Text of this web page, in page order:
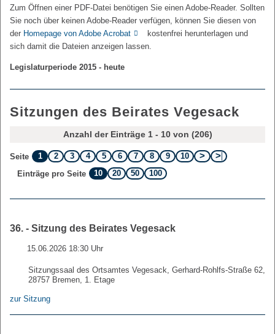
Zum Öffnen einer PDF-Datei benötigen Sie einen Adobe-Reader. Sollten
Sie noch über keinen Adobe-Reader verfügen, können Sie diesen von
der Homepage von Adobe Acrobat
kostenfrei herunterlagen und
sich damit die Dateien anzeigen lassen.
Legislaturperiode 2015 - heute
Sitzungen des Beirates Vegesack
Anzahl der Einträge 1 - 10 von (206)
Seite 1 2 3 4 5 6 7 8 9
10
Einträge pro Seite
10 20 50 100
36. - Sitzung des Beirates Vegesack
15.06.2026 18:30 Uhr
Sitzungssaal des Ortsamtes Vegesack, Gerhard-Rohlfs-Straße 62,
28757 Bremen, 1. Etage
zur Sitzung